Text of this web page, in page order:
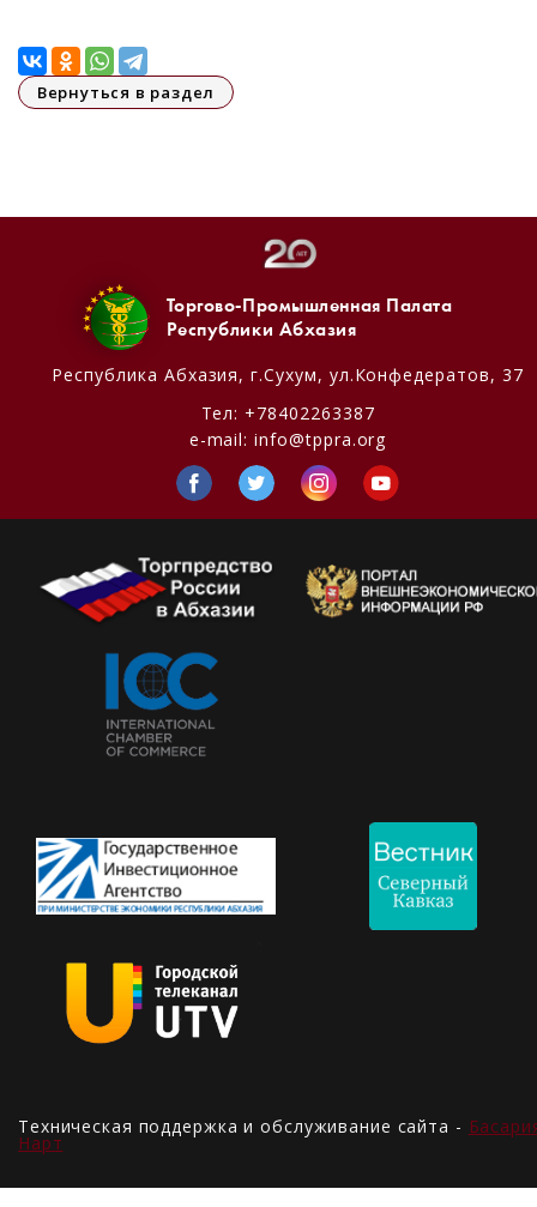
Вернуться в раздел
Торгово-Промышленная Палата
Республики Абхазия
Республика Абхазия, г.Сухум, ул.Конфедератов, 37
Тел: +78402263387
e-mail:info@tppra.org
Техническая поддержка и обслуживание сайта -
Нарт